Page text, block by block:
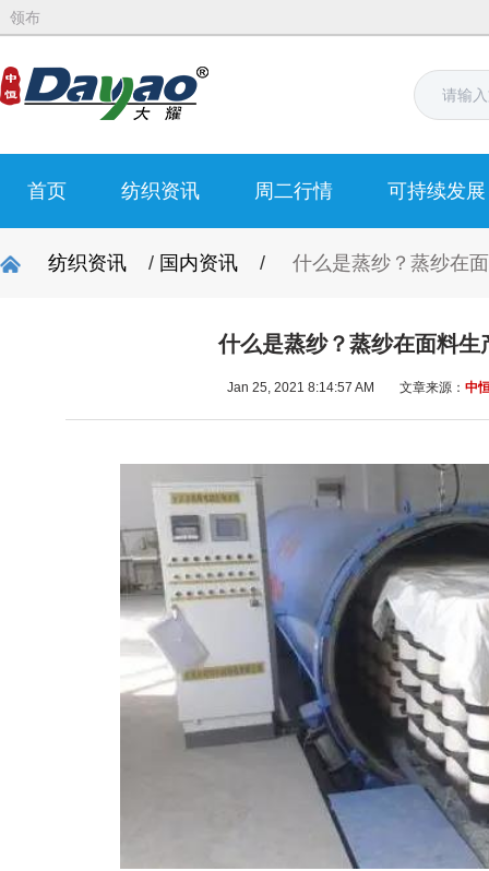
领布
首页 纺织资讯 周二行情 可持续发展
纺织资讯 / 国内资讯 / 什么是蒸纱？蒸纱在
什么是蒸纱？蒸纱在面料生
Jan 25, 2021 8:14:57 AM 文章来源： 中